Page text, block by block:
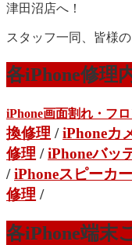
津田沼店へ！
スタッフ一同、皆様
各iPhone修理
iPhone画面割れ・フ
換修理 /iPhoneカ
修理 /iPhoneバッ
/iPhoneスピーカ
修理 /
各iPhone端末